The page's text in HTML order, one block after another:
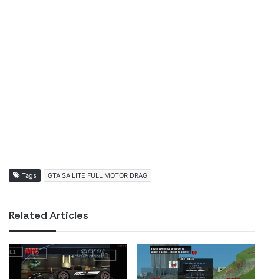
Tags GTA SA LITE FULL MOTOR DRAG
Related Articles